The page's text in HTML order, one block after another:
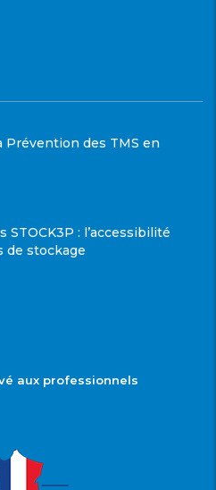
Prévention des TMS en
: l’accessibilité
de stockage
aux professionnels